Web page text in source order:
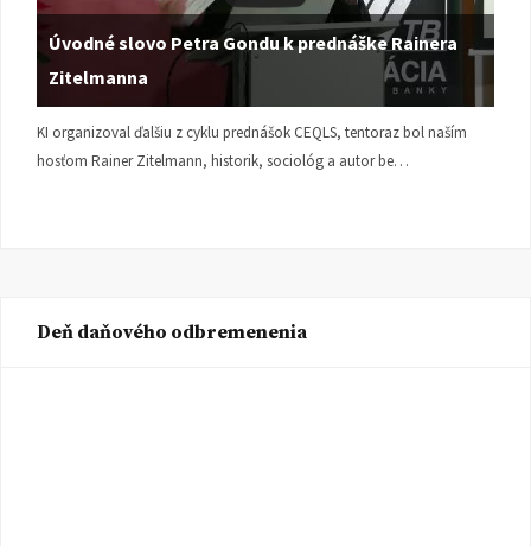
Úvodné slovo Petra Gondu k prednáške Rainera
Zitelmanna
KI organizoval ďalšiu z cyklu prednášok CEQLS, tentoraz bol naším
hosťom Rainer Zitelmann, historik, sociológ a autor be…
Deň daňového odbremenenia